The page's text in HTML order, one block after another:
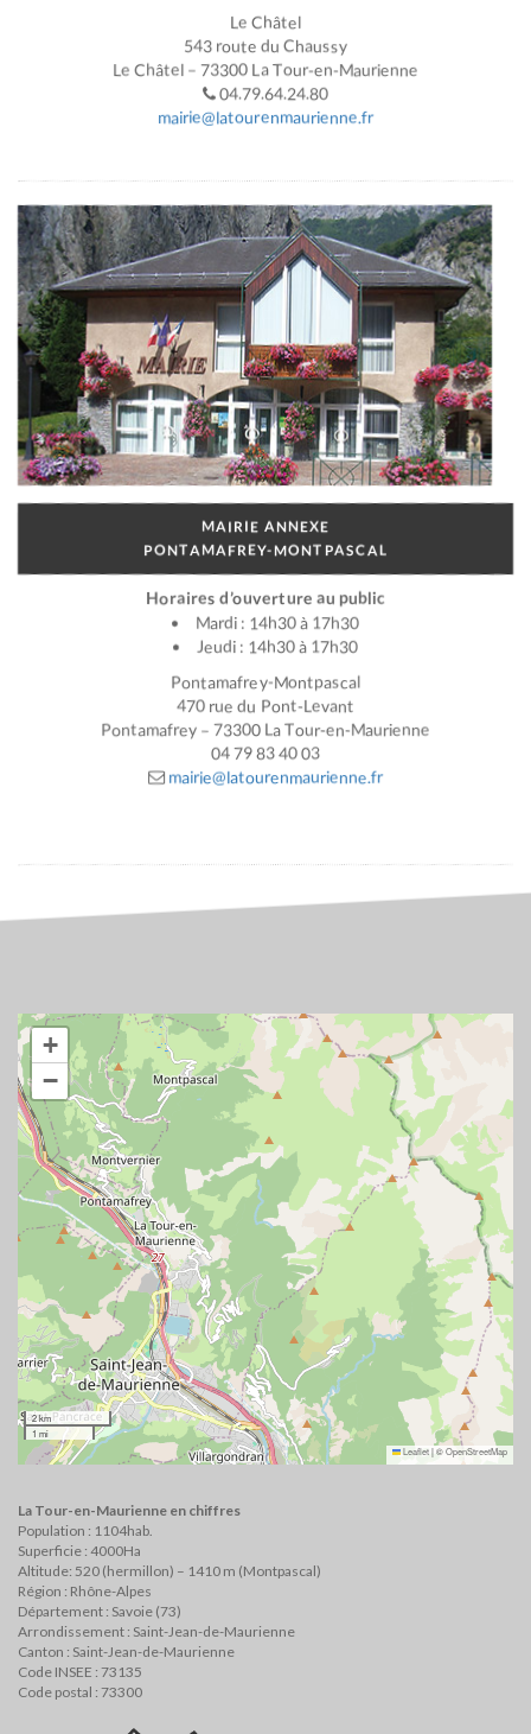
Le Châtel
543 route du Chaussy
Le Châtel – 73300 La Tour-en-Maurienne
04.79.64.24.80
mairie@latourenmaurienne.fr
MAIRIE ANNEXE
PONTAMAFREY-MONTPASCAL
Horaires d’ouverture au public
Mardi : 14h30 à 17h30
Jeudi : 14h30 à 17h30
Pontamafrey-Montpascal
470 rue du Pont-Levant
Pontamafrey – 73300 La Tour-en-Maurienne
04 79 83 40 03
mairie@latourenmaurienne.fr
+
−
2 km
1 mi
Leaflet|©OpenStreetMap
La Tour-en-Maurienne en chiffres
Population : 1104hab.
Superficie : 4000Ha
Altitude: 520 (hermillon) – 1410 m (Montpascal)
Région : Rhône-Alpes
Département : Savoie (73)
Arrondissement : Saint-Jean-de-Maurienne
Canton : Saint-Jean-de-Maurienne
Code INSEE : 73135
Code postal : 73300